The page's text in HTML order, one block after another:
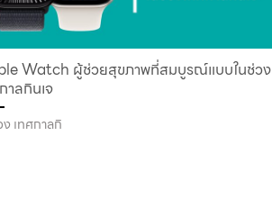
Watch ผู้ช่วยสุขภาพที่สมบูรณ์แบบในช่วง
าลกินเจ
ง เทศกาลกิ